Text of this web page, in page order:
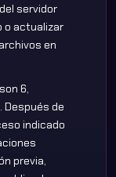
servidor
o actualizar
en
6,
de
indicado
previa,